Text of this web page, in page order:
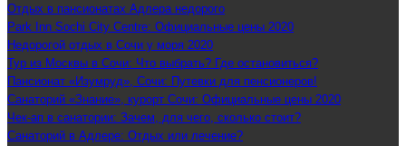
Отдых в пансионатах Адлера недорого
Park Inn Sochi City Centre: Официальные цены 2020
Недорогой отдых в Сочи у моря 2020
Тур из Москвы в Сочи: Что выбрать? Где остановиться?
Пансионат «Изумруд», Сочи: Путевки для пенсионеров!
Санаторий «Знание», курорт Сочи: Официальные цены 2020
Чек-ап в санатории: Зачем, для чего, сколько стоит?
Санаторий в Адлере: Отдых или лечение?